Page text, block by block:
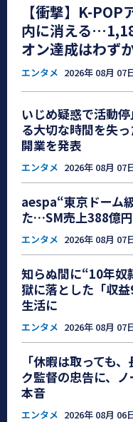
【衝撃】K-
内に消える
オン達成はわず
エンタメ 2026年 08月 07
いじめ疑惑で活動
る大切な時間を失
開業を発表
エンタメ 2026年 08月 07
aespa“東京ドーム
た…SM売上388億
エンタメ 2026年 08月 07
知らぬ間に“10年
獄に落とした「収
生活に
エンタメ 2026年 08月 07
「休暇は取っても
ク監督の忠告に、
本音
エンタメ 2026年 08月 06